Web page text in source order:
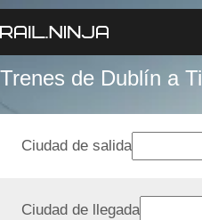
Trenes de Dublín a
Ciudad de salida
Ciudad de llegada